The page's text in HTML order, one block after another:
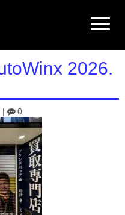
N
a
i
g
a
o
2026.
0